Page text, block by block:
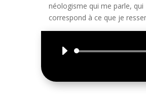
néologisme qui me parle, qui
correspond à ce que je
Lecteur